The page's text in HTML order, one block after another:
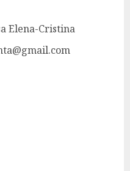
Elena-Cristina